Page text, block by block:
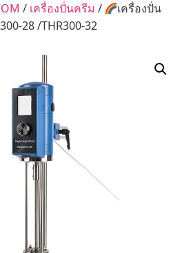
/ เครื่องปั่นครีม /
เครื่องปั่น
28 /THR300-32